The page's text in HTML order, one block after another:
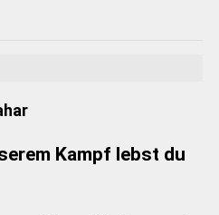
Kampf lebst du